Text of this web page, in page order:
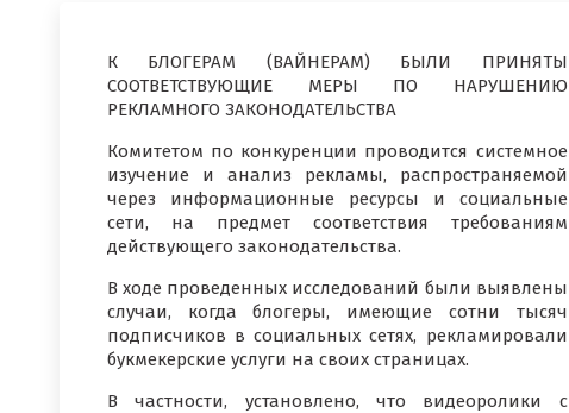
К БЛОГЕРАМ (ВАЙНЕРАМ) БЫЛИ ПРИНЯТЫ
СООТВЕТСТВУЮЩИЕ МЕРЫ ПО НАРУШЕНИЮ
РЕКЛАМНОГО ЗАКОНОДАТЕЛЬСТВА
Комитетом по конкуренции проводится системное
изучение и анализ рекламы, распространяемой
через информационные ресурсы и социальные
сети, на предмет соответствия требованиям
действующего законодательства.
В ходе проведенных исследований были выявлены
случаи, когда блогеры, имеющие сотни тысяч
подписчиков в социальных сетях, рекламировали
букмекерские услуги на своих страницах.
В частности, установлено, что видеоролики с